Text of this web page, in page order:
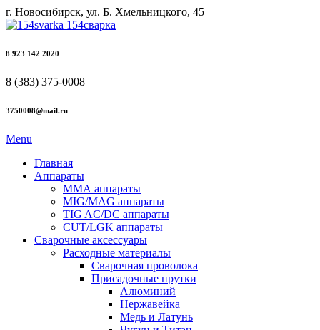
г. Новосибирск, ул. Б. Хмельницкого, 45
8 923 142 2020
8 (383) 375-0008
3750008@mail.ru
Menu
Главная
Аппараты
ММА аппараты
MIG/MAG аппараты
TIG AC/DC аппараты
CUT/LGK аппараты
Сварочные аксессуары
Расходные материалы
Сварочная проволока
Присадочные прутки
Алюминий
Нержавейка
Медь и Латунь